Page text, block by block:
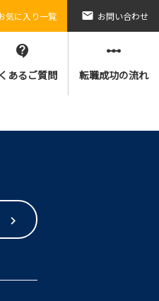
気に入り一覧 email お問い合わせ
contact_support
あるご質問
linear_scale
転職成功の流れ